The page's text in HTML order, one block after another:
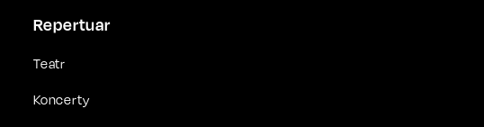
Repertuar
Teatr
Koncerty